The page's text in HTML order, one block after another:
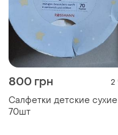
800 грн 2
Салфетки детские сухие
70шт